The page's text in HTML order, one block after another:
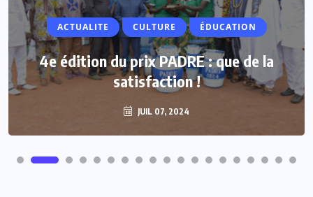
ACTUALITE CULTURE ÉDUCATION
4e édition du prix PADRE : que de la
satisfaction !
JUIL 07, 2024
ACTUALITE
Vacances parlementaires : les députés
renforcent leur proximité avec les
populations
JUIL 07, 2024